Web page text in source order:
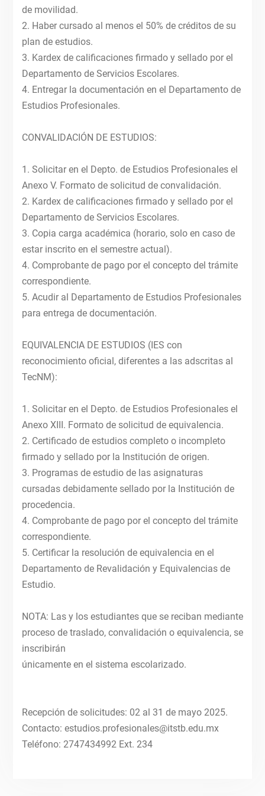
de movilidad.
2. Haber cursado al menos el 50% de créditos de su
plan de estudios.
3. Kardex de calificaciones firmado y sellado por el
Departamento de Servicios Escolares.
4. Entregar la documentación en el Departamento de
Estudios Profesionales.
CONVALIDACIÓN DE ESTUDIOS:
1. Solicitar en el Depto. de Estudios Profesionales el
Anexo V. Formato de solicitud de convalidación.
2. Kardex de calificaciones firmado y sellado por el
Departamento de Servicios Escolares.
3. Copia carga académica (horario, solo en caso de
estar inscrito en el semestre actual).
4. Comprobante de pago por el concepto del trámite
correspondiente.
5. Acudir al Departamento de Estudios Profesionales
para entrega de documentación.
EQUIVALENCIA DE ESTUDIOS (IES con
reconocimiento oficial, diferentes a las adscritas al
TecNM):
1. Solicitar en el Depto. de Estudios Profesionales el
Anexo XIII. Formato de solicitud de equivalencia.
2. Certificado de estudios completo o incompleto
firmado y sellado por la Institución de origen.
3. Programas de estudio de las asignaturas
cursadas debidamente sellado por la Institución de
procedencia.
4. Comprobante de pago por el concepto del trámite
correspondiente.
5. Certificar la resolución de equivalencia en el
Departamento de Revalidación y Equivalencias de
Estudio.
NOTA: Las y los estudiantes que se reciban mediante
proceso de traslado, convalidación o equivalencia, se
inscribirán
únicamente en el sistema escolarizado.
Recepción de solicitudes: 02 al 31 de mayo 2025.
Contacto: estudios.profesionales@itstb.edu.mx
Teléfono: 2747434992 Ext. 234